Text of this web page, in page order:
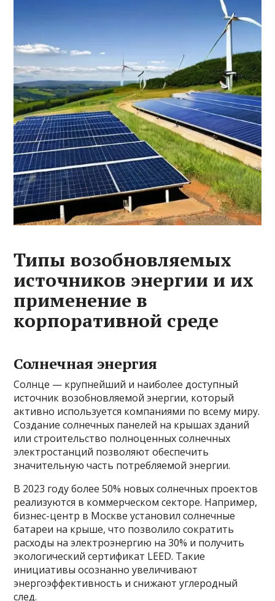
Типы возобновляемых
источников энергии и их
применение в
корпоративной среде
Солнечная энергия
Солнце — крупнейший и наиболее доступный
источник возобновляемой энергии, который
активно используется компаниями по всему миру.
Создание солнечных панелей на крышах зданий
или строительство полноценных солнечных
электростанций позволяют обеспечить
значительную часть потребляемой энергии.
В 2023 году более 50% новых солнечных проектов
реализуются в коммерческом секторе. Например,
бизнес-центр в Москве установил солнечные
батареи на крыше, что позволило сократить
расходы на электроэнергию на 30% и получить
экологический сертификат LEED. Такие
инициативы осознанно увеличивают
энергоэффективность и снижают углеродный
след.